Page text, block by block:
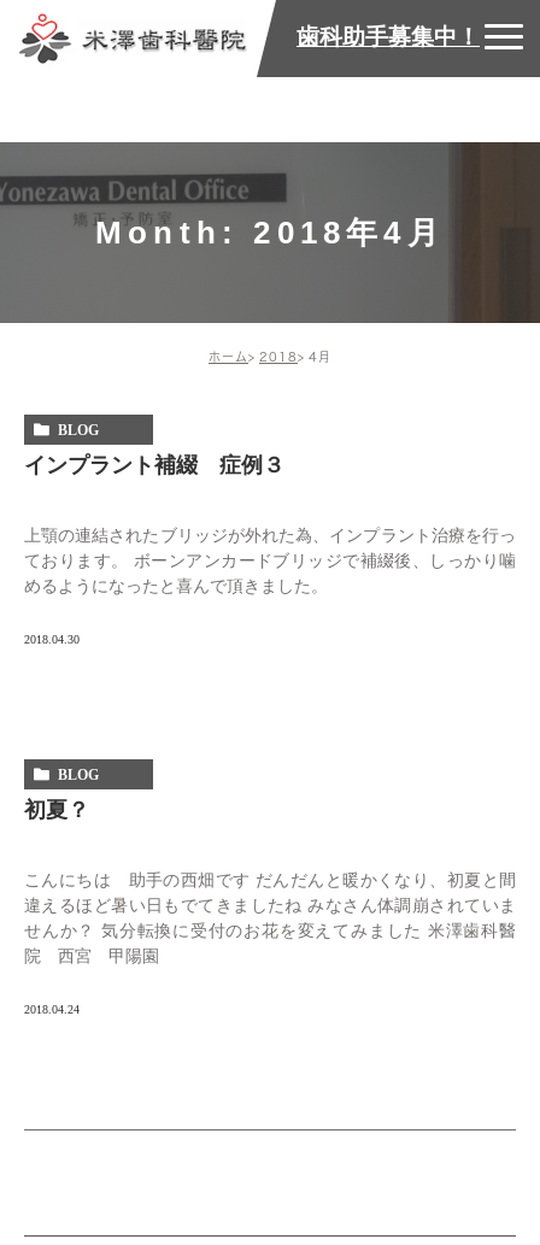
歯科助手募集中！
Month: 2018年4月
ホーム 2018 4月
BLOG
インプラント補綴 症例３
上顎の連結されたブリッジが外れた為、インプラント治療を行っ
ております。 ボーンアンカードブリッジで補綴後、しっかり噛
めるようになったと喜んで頂きました。
2018.04.30
BLOG
初夏？
こんにちは 助手の西畑です だんだんと暖かくなり、初夏と間
違えるほど暑い日もでてきましたね みなさん体調崩されていま
せんか？ 気分転換に受付のお花を変えてみました 米澤歯科醫
院 西宮 甲陽園
2018.04.24